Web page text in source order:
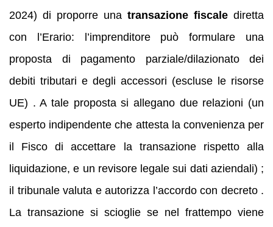
2024) di proporre una transazione fiscale diretta
con l’Erario: l’imprenditore può formulare una
proposta di pagamento parziale/dilazionato dei
debiti tributari e degli accessori (escluse le risorse
UE) . A tale proposta si allegano due relazioni (un
esperto indipendente che attesta la convenienza per
il Fisco di accettare la transazione rispetto alla
liquidazione, e un revisore legale sui dati aziendali) ;
il tribunale valuta e autorizza l’accordo con decreto .
La transazione si scioglie se nel frattempo viene